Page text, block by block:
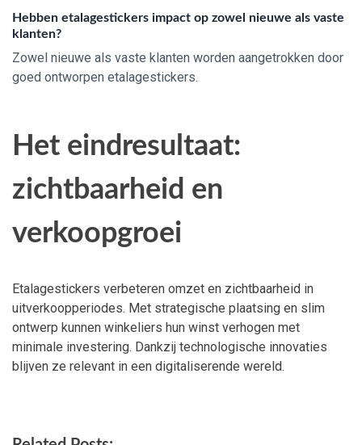
Hebben etalagestickers impact op zowel nieuwe als vaste
klanten?
Zowel nieuwe als vaste klanten worden aangetrokken door
goed ontworpen etalagestickers.
Het eindresultaat:
zichtbaarheid en
verkoopgroei
Etalagestickers verbeteren omzet en zichtbaarheid in
uitverkoopperiodes. Met strategische plaatsing en slim
ontwerp kunnen winkeliers hun winst verhogen met
minimale investering. Dankzij technologische innovaties
blijven ze relevant in een digitaliserende wereld.